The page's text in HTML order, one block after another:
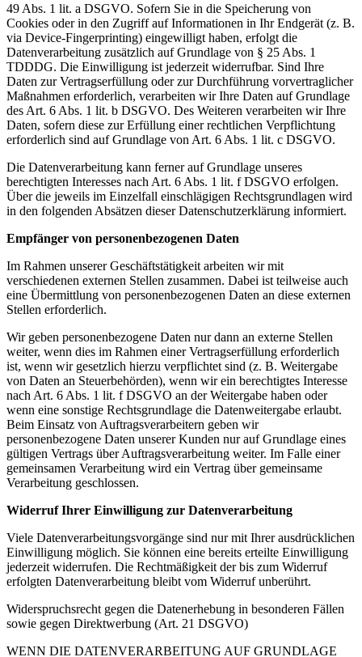
49 Abs. 1 lit. a DSGVO. Sofern Sie in die Speicherung von
Cookies oder in den Zugriff auf Informationen in Ihr Endgerät (z. B.
via Device-Fingerprinting) eingewilligt haben, erfolgt die
Datenverarbeitung zusätzlich auf Grundlage von § 25 Abs. 1
TDDDG. Die Einwilligung ist jederzeit widerrufbar. Sind Ihre
Daten zur Vertragserfüllung oder zur Durchführung vorvertraglicher
Maßnahmen erforderlich, verarbeiten wir Ihre Daten auf Grundlage
des Art. 6 Abs. 1 lit. b DSGVO. Des Weiteren verarbeiten wir Ihre
Daten, sofern diese zur Erfüllung einer rechtlichen Verpflichtung
erforderlich sind auf Grundlage von Art. 6 Abs. 1 lit. c DSGVO.
Die Datenverarbeitung kann ferner auf Grundlage unseres
berechtigten Interesses nach Art. 6 Abs. 1 lit. f DSGVO erfolgen.
Über die jeweils im Einzelfall einschlägigen Rechtsgrundlagen wird
in den folgenden Absätzen dieser Datenschutzerklärung informiert.
Empfänger von personenbezogenen Daten
Im Rahmen unserer Geschäftstätigkeit arbeiten wir mit
verschiedenen externen Stellen zusammen. Dabei ist teilweise auch
eine Übermittlung von personenbezogenen Daten an diese externen
Stellen erforderlich.
Wir geben personenbezogene Daten nur dann an externe Stellen
weiter, wenn dies im Rahmen einer Vertragserfüllung erforderlich
ist, wenn wir gesetzlich hierzu verpflichtet sind (z. B. Weitergabe
von Daten an Steuerbehörden), wenn wir ein berechtigtes Interesse
nach Art. 6 Abs. 1 lit. f DSGVO an der Weitergabe haben oder
wenn eine sonstige Rechtsgrundlage die Datenweitergabe erlaubt.
Beim Einsatz von Auftragsverarbeitern geben wir
personenbezogene Daten unserer Kunden nur auf Grundlage eines
gültigen Vertrags über Auftragsverarbeitung weiter. Im Falle einer
gemeinsamen Verarbeitung wird ein Vertrag über gemeinsame
Verarbeitung geschlossen.
Widerruf Ihrer Einwilligung zur Datenverarbeitung
Viele Datenverarbeitungsvorgänge sind nur mit Ihrer ausdrücklichen
Einwilligung möglich. Sie können eine bereits erteilte Einwilligung
jederzeit widerrufen. Die Rechtmäßigkeit der bis zum Widerruf
erfolgten Datenverarbeitung bleibt vom Widerruf unberührt.
Widerspruchsrecht gegen die Datenerhebung in besonderen Fällen
sowie gegen Direktwerbung (Art. 21 DSGVO)
WENN DIE DATENVERARBEITUNG AUF GRUNDLAGE